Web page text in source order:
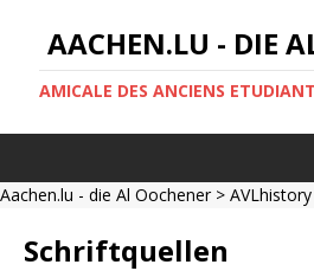
AACHEN.LU - DIE
AMICALE DES ANCIENS
Aachen.lu - die Al Oochener> AVLhistory
Schriftquellen